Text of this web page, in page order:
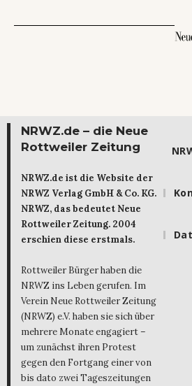
NRWZ.de – die Neue
Rottweiler Zeitung
NRWZ.de ist die Website der
NRWZ Verlag GmbH & Co. KG.
NRWZ, das bedeutet Neue
Rottweiler Zeitung. 2004
erschien diese erstmals.
Rottweiler Bürger haben die
NRWZ ins Leben gerufen. Im
Verein Neue Rottweiler Zeitung
(NRWZ) e.V. haben sie sich über
mehrere Monate engagiert –
um zunächst ihren Protest
gegen den Fortgang einer von
bis dato zwei Tageszeitungen